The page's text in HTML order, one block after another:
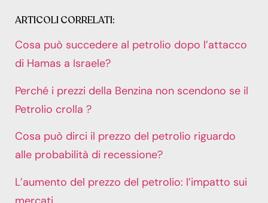
ARTICOLI CORRELATI:
Cosa può succedere al petrolio dopo l’attacco
di Hamas a Israele?
Perché i prezzi della Benzina non scendono se il
Petrolio crolla ?
Cosa può dirci il prezzo del petrolio riguardo
alle probabilità di recessione?
L’aumento del prezzo del petrolio: l’impatto sui